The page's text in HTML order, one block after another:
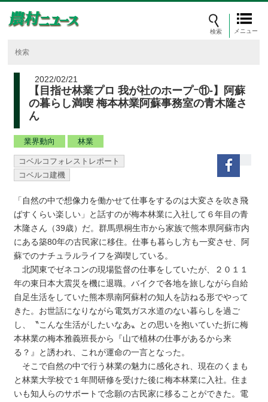
メニュー
2022/02/21
【目指せ林業プロ 我が社のホープｰ⑪-】阿蘇
の暮らし満喫 梅本林業阿蘇事務室の青木隆さ
ん
業界動向 林業
コベルコフォレストレポート
コベルコ建機
「自然の中で想像力を働かせて仕事をするのは大変さを吹き飛
ばすくらい楽しい」と話すのが梅本林業に入社して６年目の青
木隆さん（39歳）だ。群馬県桐生市から家族で熊本県阿蘇市内
にある築80年の古民家に移住。仕事も暮らし方も一変させ、阿
蘇でのナチュラルライフを満喫している。
北関東でゼネコンの現場監督の仕事をしていたが、２０１１
年の東日本大震災を機に退職。バイクで各地を旅しながら自給
自足生活をしていた熊本県南阿蘇村の知人を訪ねる形でやって
きた。お世話になりながら電気ガス水道のない暮らしを過ご
し、〝こんな生活がしたいなあ〟との思いを抱いていた折に梅
本林業の梅本雅義班長から『山で植林の仕事があるから来
る？』と誘われ、これが運命の一言となった。
そこで自然の中で行う林業の魅力に感化され、現在のくまも
と林業大学校で１年間研修を受けた後に梅本林業に入社。住ま
いも知人らのサポートで念願の古民家に移ることができた。電